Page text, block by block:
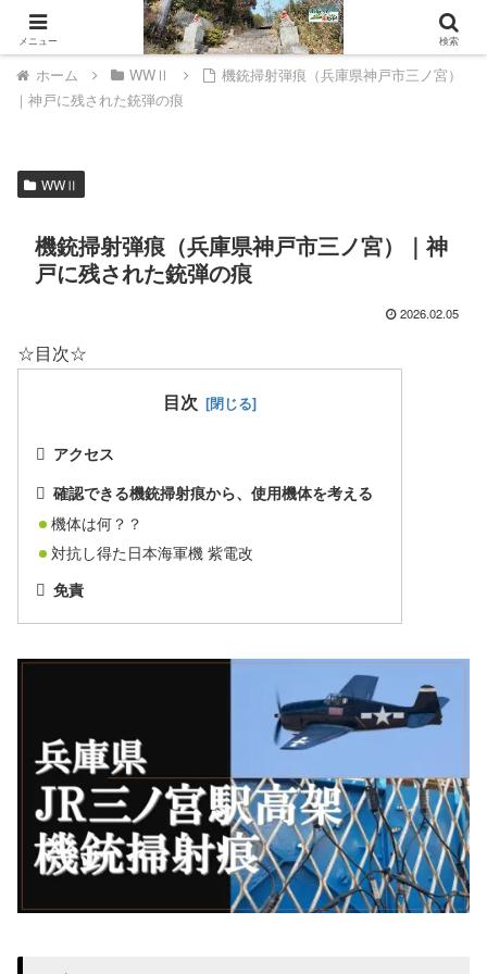
山城ウェルネスへようこそ。
ホーム WWⅡ
機銃掃射弾痕（兵庫県神戸市三ノ宮）
｜神戸に残された銃弾の痕
WWⅡ
機銃掃射弾痕（兵庫県神戸市三ノ宮）｜神
戸に残された銃弾の痕
2026.02.05
☆目次☆
目次
アクセス
確認できる機銃掃射痕から、使用機体を考える
機体は何？？
対抗し得た日本海軍機 紫電改
免責
メニュー 検索